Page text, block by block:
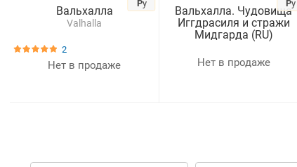
Вальхалла
Valhalla
Ру
2
Нет в продаже
Вальхалла. Чудовища
Иггдрасиля и стражи
Мидгарда (RU)
and Champions of Midgard
(RU)
Ру
Нет в продаже